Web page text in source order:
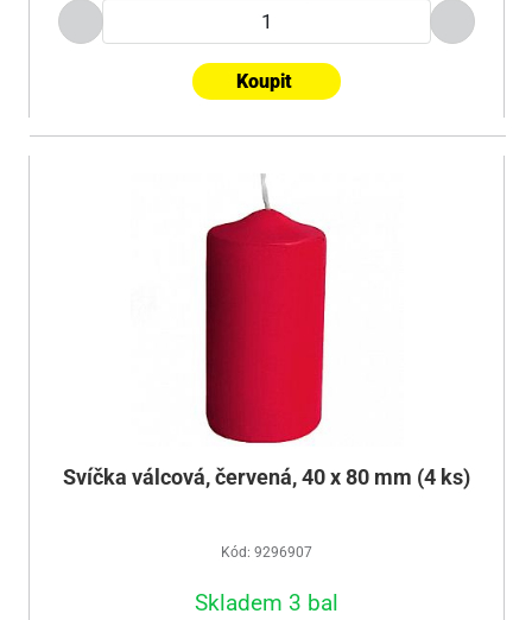
Koupit
Svíčka válcová, červená, 40 x 80 mm (4 ks)
Kód: 9296907
Skladem 3 bal